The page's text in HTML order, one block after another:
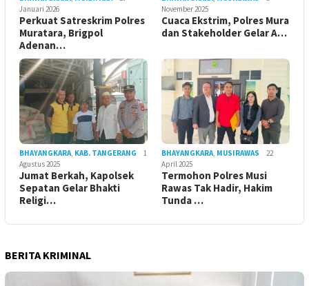
Januari 2026
Perkuat Satreskrim Polres
Muratara, Brigpol
Adenan…
November 2025
Cuaca Ekstrim, Polres Mura
dan Stakeholder Gelar A…
BHAYANGKARA, KAB. TANGERANG
1
Agustus 2025
Jumat Berkah, Kapolsek
Sepatan Gelar Bhakti
Religi…
BHAYANGKARA, MUSIRAWAS
22
April 2025
Termohon Polres Musi
Rawas Tak Hadir, Hakim
Tunda …
BERITA KRIMINAL